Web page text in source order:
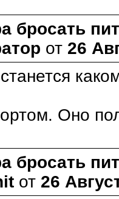
бросать
от 26
Оно
бросать
от 26